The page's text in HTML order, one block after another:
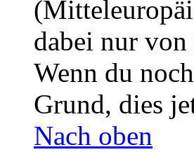
dabei nur
Wenn du
Grund, dies
Nach oben